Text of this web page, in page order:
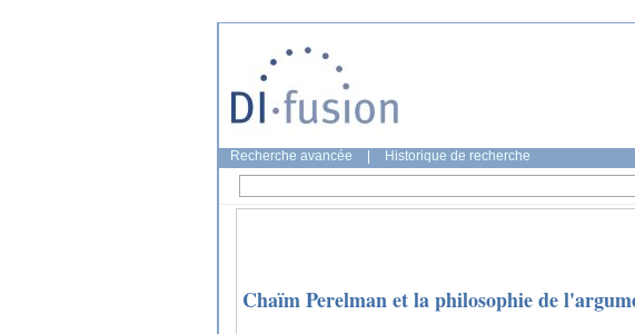
Recherche avancée Historique de recherche
Chaïm Perelman et la philosophie de